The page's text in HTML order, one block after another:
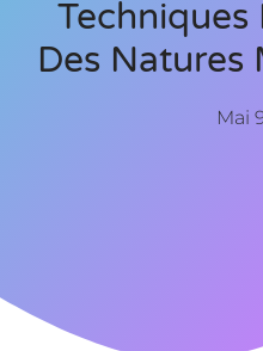
Techniques
Des Natures
Mai